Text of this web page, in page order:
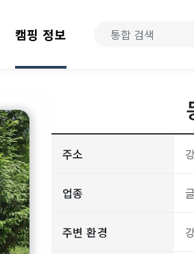
캠핑 정보
주소
업종
주변 환경 강